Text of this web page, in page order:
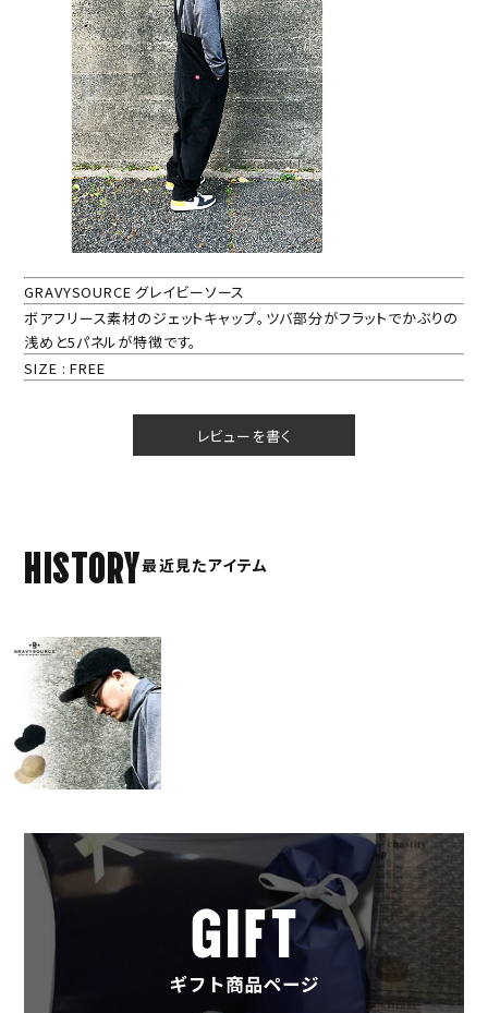
GRAVYSOURCE グレイビーソース
ボアフリース素材のジェットキャップ。ツバ部分がフラットでかぶりの
浅めと5パネルが特徴です。
SIZE : FREE
レビューを書く
HISTORY最近見たアイテム